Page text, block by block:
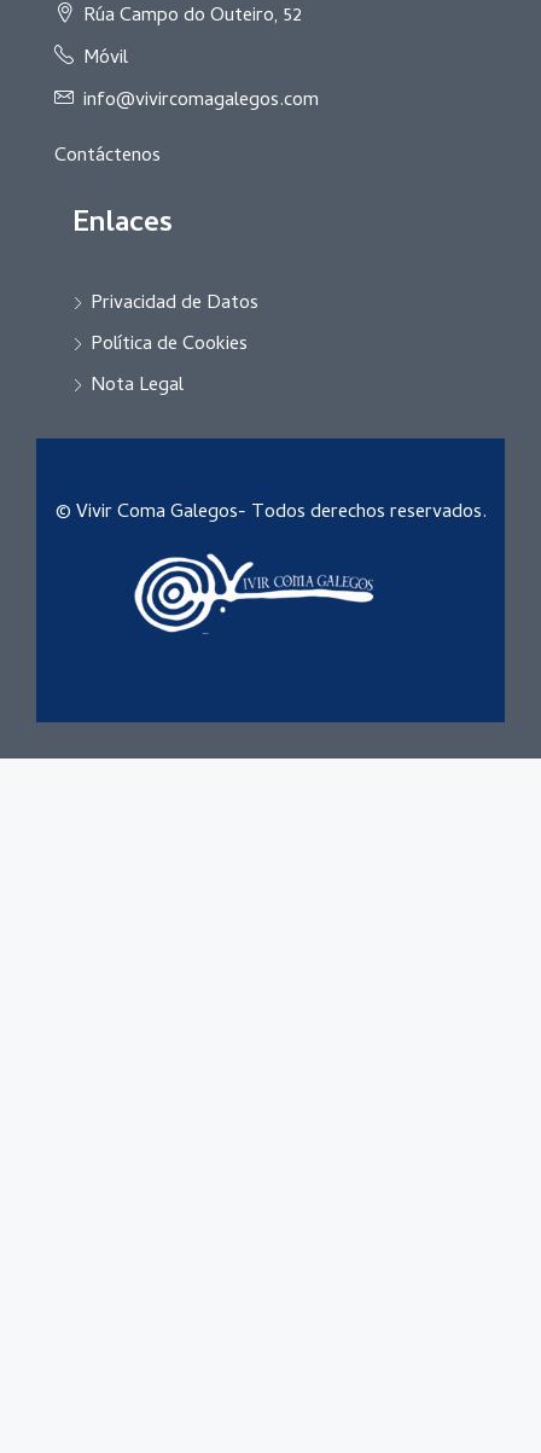
Rúa Campo do Outeiro, 52
Móvil
info@vivircomagalegos.com
Contáctenos
Enlaces
Privacidad de Datos
Política de Cookies
Nota Legal
© Vivir Coma Galegos- Todos derechos reservados.